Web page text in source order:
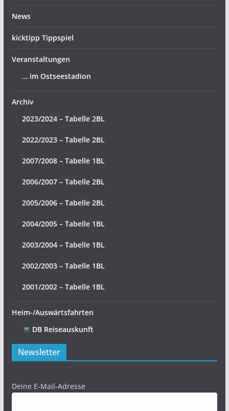
News
kicktipp Tippspiel
Veranstaltungen
… im Ostseestadion
Archiv
2023/2024 – Tabelle 2BL
2022/2023 – Tabelle 2BL
2007/2008 – Tabelle 1BL
2006/2007 – Tabelle 2BL
2005/2006 – Tabelle 2BL
2004/2005 – Tabelle 1BL
2003/2004 – Tabelle 1BL
2002/2003 – Tabelle 1BL
2001/2002 – Tabelle 1BL
Heim-/Auswärtsfahrten
DB Reiseauskunft
Newsletter
Deine E-Mail-Adresse